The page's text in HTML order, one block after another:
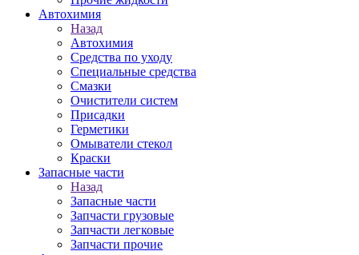
Автохимия
Назад
Автохимия
Средства по уходу
Специальные средства
Смазки
Очистители систем
Присадки
Герметики
Омыватели стекол
Краски
Запасные части
Назад
Запасные части
Запчасти грузовые
Запчасти легковые
Запчасти прочие